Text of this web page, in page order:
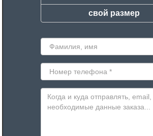
свой размер